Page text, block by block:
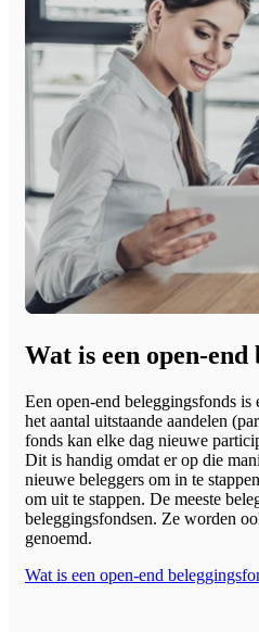
Wat is een open-end
Een open-end beleggingsfonds
het aantal uitstaande aandelen
fonds kan elke dag nieuwe
Dit is handig omdat er op die
nieuwe beleggers om in te
om uit te stappen. De meeste
beleggingsfondsen. Ze worden
genoemd.
Wat is een open-end